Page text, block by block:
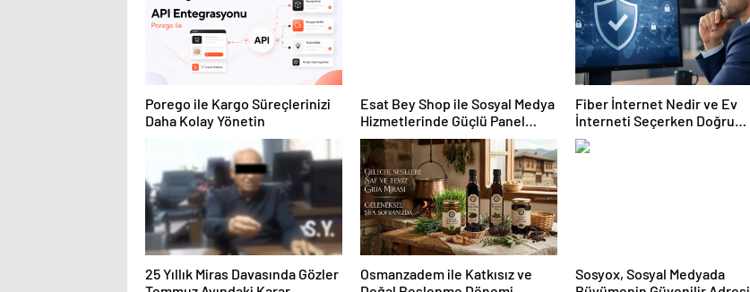
Porego ile Kargo Süreçlerinizi
Daha Kolay Yönetin
Esat Bey Shop ile Sosyal Medya
Hizmetlerinde Güçlü Panel
Deneyimi
Fiber İnternet Nedir ve Ev
İnterneti Seçerken Doğru
Kararı Nasıl Verirsiniz
25 Yıllık Miras Davasında Gözler
Osmanzadem ile Katkısız ve
Sosyox, Sosyal Medyada